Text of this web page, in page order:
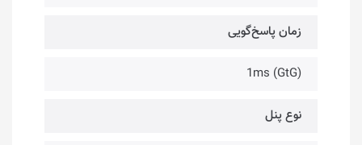
زمان پاسخ‌گویی
1ms (GtG)
نوع پنل